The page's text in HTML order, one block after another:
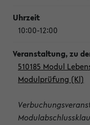
10:00-12:00
510185 Modul
Modulprüfung (Kl)